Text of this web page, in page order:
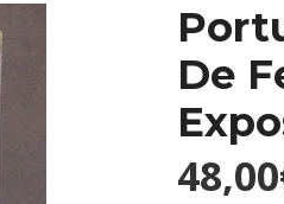
De